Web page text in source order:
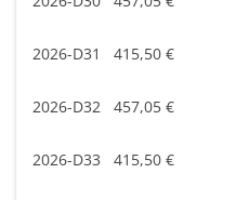
2026-D31 415,50 €
2026-D32 457,05 €
2026-D33 415,50 €